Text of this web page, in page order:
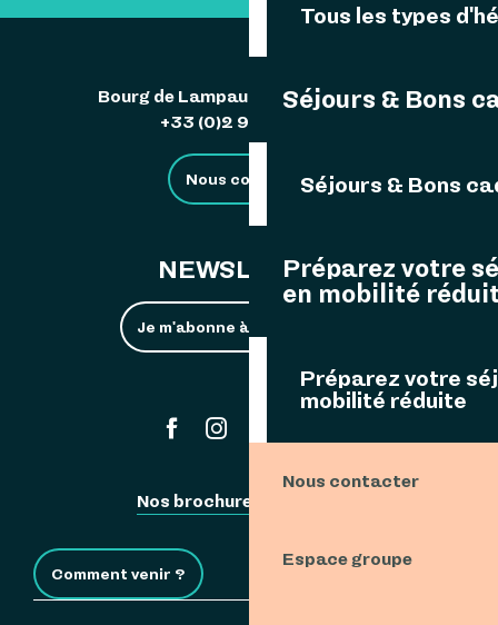
Tous les types
Séjours & Bons
Séjours & Bons
Préparez votre
en mobilité
Préparez votre
mobilité réduite
Nous contacter
Espace groupe
Bourg de Lampaul 29242 Ouessant
+33 (0)2 98 48 85 83
Nous contacter
NEWSLETTER
Je m'abonne à la newsletter
Nos brochures
Comment venir ?